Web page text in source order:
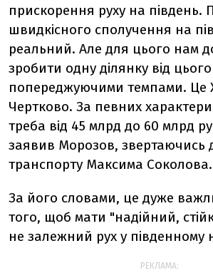
прискорення руху на південь.
швидкісного сполучення на
реальний. Але для цього нам
зробити одну ділянку від
попереджуючими темпами. Це
Чертково. За певних
треба від 45 млрд до 60 млрд
заявив Морозов, звертаючись
транспорту Максима Соколова.
За його словами, це дуже
того, щоб мати "надійний,
не залежний рух у південному
РЕКЛАМА: